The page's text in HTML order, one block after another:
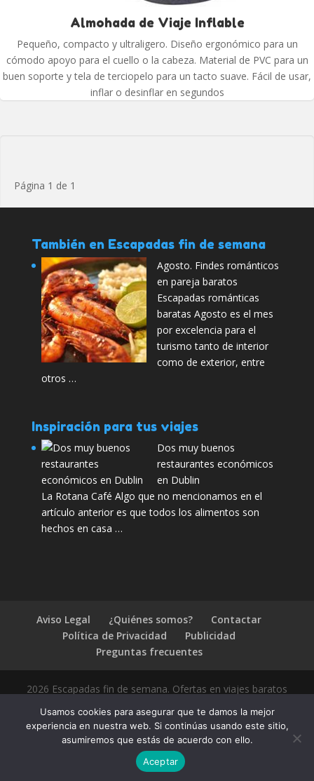
Almohada de Viaje Inflable
Pequeño, compacto y ultraligero. Diseño ergonómico para un
cómodo apoyo para el cuello o la cabeza. Material de PVC para un
buen soporte y tela de terciopelo para un tacto suave. Fácil de usar,
inflar o desinflar en segundos
Página 1 de 1
También en Escapadas fin de semana
Agosto. Findes románticos
en pareja baratos
Escapadas románticas
baratas Agosto es el mes
por excelencia para el
turismo tanto de interior
como de exterior, entre
otros …
Inspiración para tus viajes
Dos muy buenos
restaurantes económicos
en Dublin
La Rotana Café Algo que no mencionamos en el
artículo anterior es que todos los alimentos son
hechos en casa …
Aviso Legal ¿Quiénes somos?
Contactar
Política de Privacidad
Publicidad
Preguntas frecuentes
2026 Escapadas fin de semana. Ofertas en viajes baratos
Usamos cookies para asegurar que te damos la mejor
experiencia en nuestra web. Si continúas usando este sitio,
asumiremos que estás de acuerdo con ello.
Aceptar